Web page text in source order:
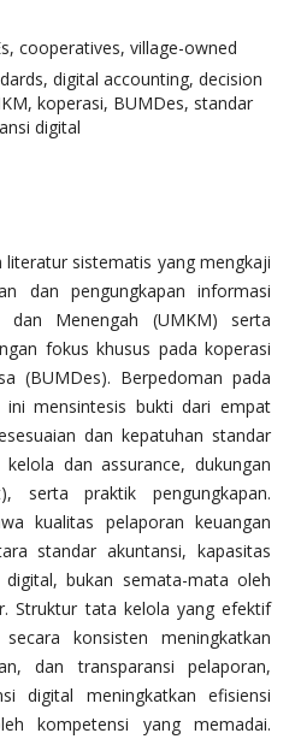
cooperatives, village-owned
digital accounting, decision
koperasi, BUMDes, standar
digital
sistematis yang mengkaji
dan pengungkapan informasi
Menengah (UMKM) serta
fokus khusus pada koperasi
(BUMDes). Berpedoman pada
ini mensintesis bukti dari empat
dan kepatuhan standar
dan assurance, dukungan
serta praktik pengungkapan.
kualitas pelaporan keuangan
standar akuntansi, kapasitas
bukan semata-mata oleh
Struktur tata kelola yang efektif
konsisten meningkatkan
dan transparansi pelaporan,
digital meningkatkan efisiensi
kompetensi yang memadai.